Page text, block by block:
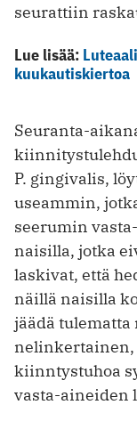
seurattiin
Lue lisää:
kuukautiskiertoa
Seuranta-
P. gingivalis,
useammin,
seerumin
naisilla, jotka
laskivat, että
näillä naisilla
jäädä tulematta
nelinkertainen,
kiinntystuhoa
vasta-aineiden